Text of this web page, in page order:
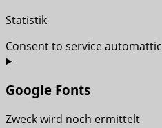
Statistik
Consent to service automattic
Google Fonts
Zweck wird noch ermittelt